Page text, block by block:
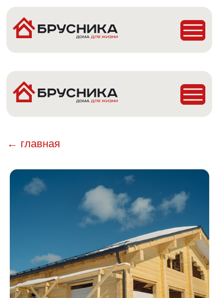
ГлавнаяПроектыПостроенные домаДеревянные Бани
← главная